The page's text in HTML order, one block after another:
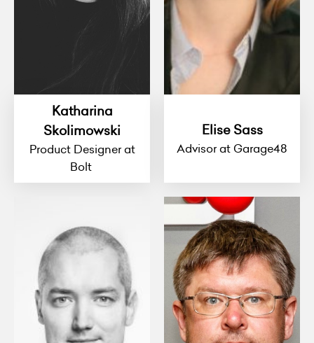
Katharina
Skolimowski
Product Designer at
Bolt
Elise Sass
Advisor at Garage48